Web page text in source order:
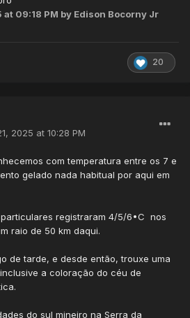
at 09:18 PM by Edison Bocorny Jr
20
2025 at 10:28 PM
com temperatura entre os 7 e
gelado nada habitual por aqui em
registraram 4/5/6•C nos
raio de 50 km daqui.
de tarde, e desde então, trouxe uma
a coloração do céu de
do sul mineiro na Serra da